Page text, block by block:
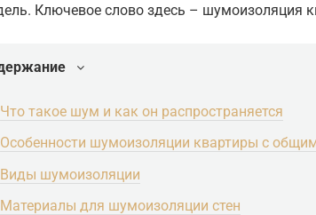
Ключевое слово здесь – шумоизоляция
Что такое шум и как он распространяется
Особенности шумоизоляции квартиры с
Виды шумоизоляции
Материалы для шумоизоляции стен